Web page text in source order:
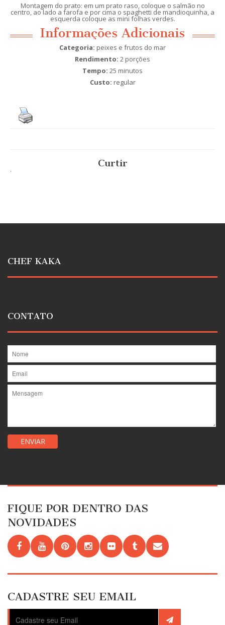
Montagem do prato: em um prato raso, coloque o salmão no
centro, ao lado a farofa e por cima o spaghetti de mandioquinha, a
esquerda coloque as mini folhas verdes.
Informações Adicionais
Categoria: peixes e frutos do mar
Rendimento: 2 porções
Tempo: 25 minutos
Custo: regular
Curtir
.
CHEF KAKA
CONTATO
FIQUE POR DENTRO DAS
NOVIDADES
CADASTRE SEU EMAIL